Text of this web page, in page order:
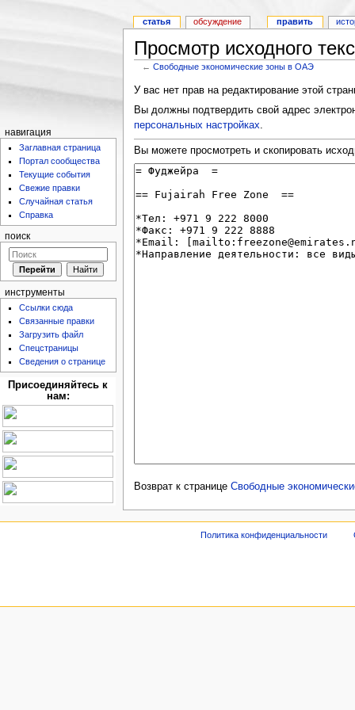
Просмотр исходного
←Свободные экономические зоны в ОАЭ
У вас нет прав на редактирование этой
Вы должны подтвердить свой адрес
персональных настройках.
Вы можете просмотреть и скопировать
Возврат к странице Свободные
статья обсуждение править
навигация
Заглавная страница
Портал сообщества
Текущие события
Свежие правки
Случайная статья
Справка
поиск
инструменты
Ссылки сюда
Связанные правки
Загрузить файл
Спецстраницы
Сведения о странице
Присоединяйтесь к
нам:
Политика конфиденциальности